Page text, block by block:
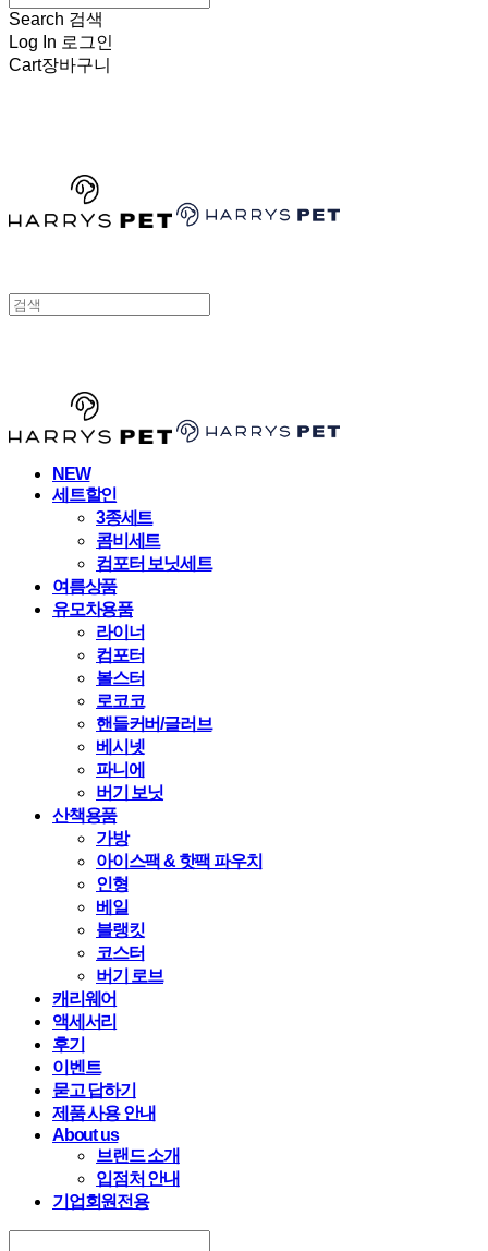
Search 검색
Log In 로그인
Cart장바구니
NEW
세트할인
3종세트
콤비세트
컴포터 보닛세트
여름상품
유모차용품
라이너
컴포터
볼스터
로코코
핸들커버/글러브
베시넷
파니에
버기 보닛
산책용품
가방
아이스팩 & 핫팩 파우치
인형
베일
블랭킷
코스터
버기 로브
캐리웨어
액세서리
후기
이벤트
묻고 답하기
제품 사용 안내
About us
브랜드 소개
입점처 안내
기업회원전용